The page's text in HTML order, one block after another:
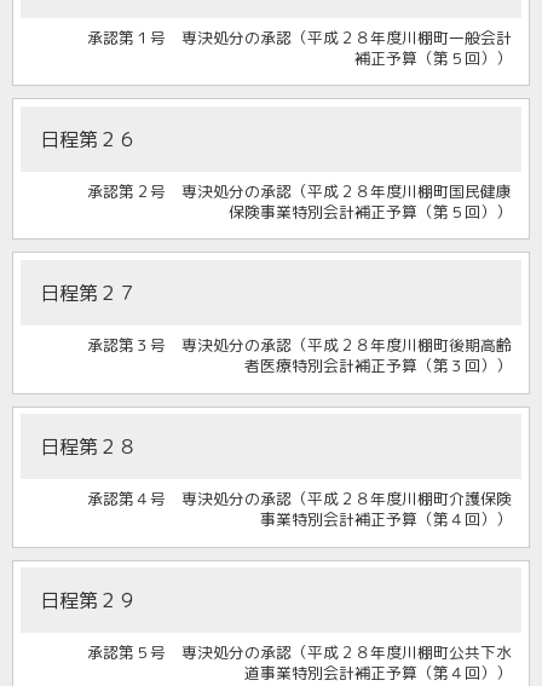
承認第１号 専決処分の承認（平成２８年度川棚町一般会計
補正予算（第５回））
日程第２６
承認第２号 専決処分の承認（平成２８年度川棚町国民健康
保険事業特別会計補正予算（第５回））
日程第２７
承認第３号 専決処分の承認（平成２８年度川棚町後期高齢
者医療特別会計補正予算（第３回））
日程第２８
承認第４号 専決処分の承認（平成２８年度川棚町介護保険
事業特別会計補正予算（第４回））
日程第２９
承認第５号 専決処分の承認（平成２８年度川棚町公共下水
道事業特別会計補正予算（第４回））